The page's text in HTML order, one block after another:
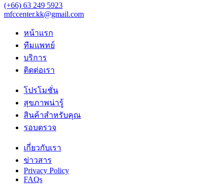
(+66) 63 249 5923‬‬
mfccenter.kk@gmail.com
หน้าแรก
ทีมแพทย์
บริการ
ติดต่อเรา
โปรโมชั่น
สุขภาพน่ารู้
สินค้าสำหรับคุณ
รอบตรวจ
เกี่ยวกับเรา
ข่าวสาร
Privacy Policy
FAQs